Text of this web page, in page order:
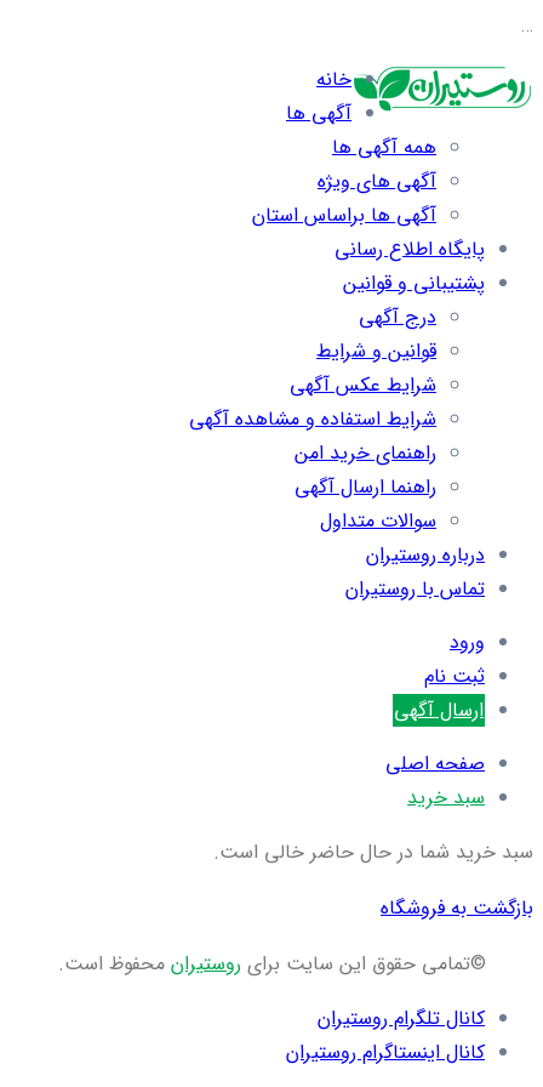
…
خانه
آگهی ها
همه آگهی ها
آگهی های ویژه
آگهی ها براساس استان
پایگاه اطلاع رسانی
پشتیبانی و قوانین
درج آگهی
قوانین و شرایط
شرایط عکس آگهی
شرایط استفاده و مشاهده آگهی
راهنمای خرید امن
راهنما ارسال آگهی
سوالات متداول
درباره روستیران
تماس با روستیران
ورود
ثبت نام
ارسال آگهی
صفحه اصلی
سبد خرید
سبد خرید شما در حال حاضر خالی است.
بازگشت به فروشگاه
©تمامی حقوق این سایت برای روستیران محفوظ است.
کانال تلگرام روستیران
کانال اینستاگرام روستیران